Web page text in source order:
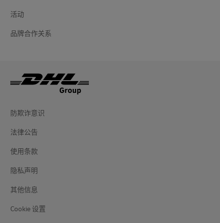
活动
品牌合作关系
防欺诈意识
法律公告
使用条款
隐私声明
其他信息
Cookie 设置